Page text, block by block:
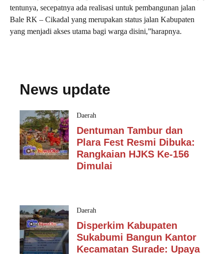
tentunya, secepatnya ada realisasi untuk pembangunan jalan
Bale RK – Cikadal yang merupakan status jalan Kabupaten
yang menjadi akses utama bagi warga disini,”harapnya.
News update
Daerah
Dentuman Tambur dan
Plara Fest Resmi Dibuka:
Rangkaian HJKS Ke-156
Dimulai
Daerah
Disperkim Kabupaten
Sukabumi Bangun Kantor
Kecamatan Surade: Upaya